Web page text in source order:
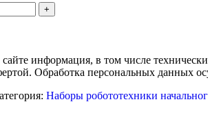
сайте информация, в том числе
Обработка персональных данных
Наборы робототехники